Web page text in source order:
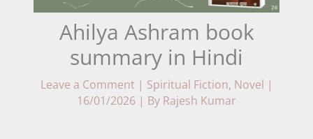
Ahilya Ashram book
summary in Hindi
Leave a Comment | Spiritual Fiction, Novel |
16/01/2026 | By Rajesh Kumar